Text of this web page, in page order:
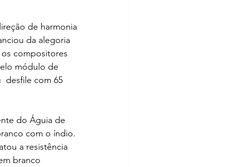
de harmonia
da alegoria
compositores
módulo de
desfile com 65
do Águia de
com o índio.
a resistência
branco